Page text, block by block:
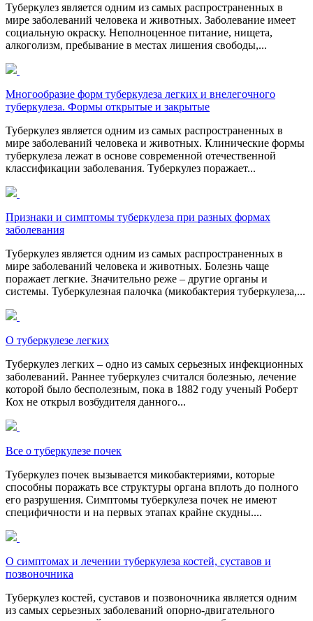
Туберкулез является одним из самых распространенных в
мире заболеваний человека и животных. Заболевание имеет
социальную окраску. Неполноценное питание, нищета,
алкоголизм, пребывание в местах лишения свободы,...
Многообразие форм туберкулеза легких и внелегочного
туберкулеза. Формы открытые и закрытые
Туберкулез является одним из самых распространенных в
мире заболеваний человека и животных. Клинические формы
туберкулеза лежат в основе современной отечественной
классификации заболевания. Туберкулез поражает...
Признаки и симптомы туберкулеза при разных формах
заболевания
Туберкулез является одним из самых распространенных в
мире заболеваний человека и животных. Болезнь чаще
поражает легкие. Значительно реже – другие органы и
системы. Туберкулезная палочка (микобактерия туберкулеза,...
О туберкулезе легких
Туберкулез легких – одно из самых серьезных инфекционных
заболеваний. Раннее туберкулез считался болезнью, лечение
которой было бесполезным, пока в 1882 году ученый Роберт
Кох не открыл возбудителя данного...
Все о туберкулезе почек
Туберкулез почек вызывается микобактериями, которые
способны поражать все структуры органа вплоть до полного
его разрушения. Симптомы туберкулеза почек не имеют
специфичности и на первых этапах крайне скудны....
О симптомах и лечении туберкулеза костей, суставов и
позвоночника
Туберкулез костей, суставов и позвоночника является одним
из самых серьезных заболеваний опорно-двигательного